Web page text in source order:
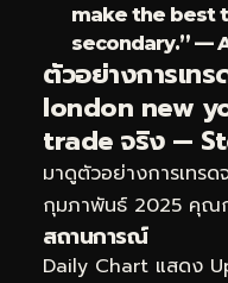
make the best
secondary.” —
ตัวอย่างการเท
london new
trade จริง —
มาดูตัวอย่างการเทร
กุมภาพันธ์ 2025 คุณก
สถานการณ์
Daily Chart แสดง